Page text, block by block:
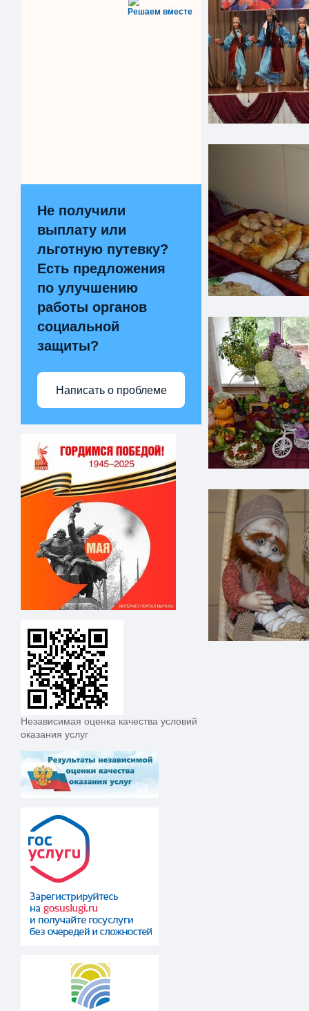
Решаем вместе
Не получили
выплату или
льготную путевку?
Есть предложения
по улучшению
работы органов
социальной
защиты?
Написать о проблеме
Независимая оценка качества условий
оказания услуг